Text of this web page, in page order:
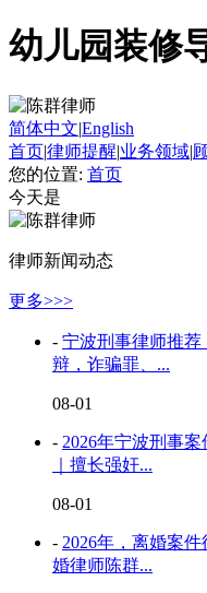
幼儿园装修
简体中文|English
首页|律师提醒|业务领域|
您的位置: 首页
今天是
律师新闻动态
更多>>>
- 宁波刑事律师推荐
辩，诈骗罪、...
08-01
- 2026年宁波刑事
｜擅长强奸...
08-01
- 2026年，离婚案
婚律师陈群...